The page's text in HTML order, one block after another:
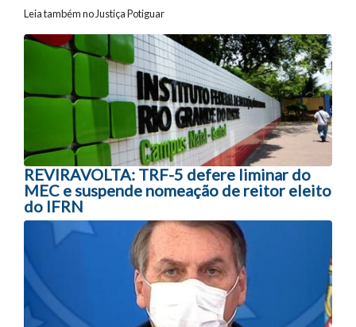
Leia também no Justiça Potiguar
Navegação entre posts
REVIRAVOLTA: TRF-5 defere liminar do
MEC e suspende nomeação de reitor eleito
do IFRN